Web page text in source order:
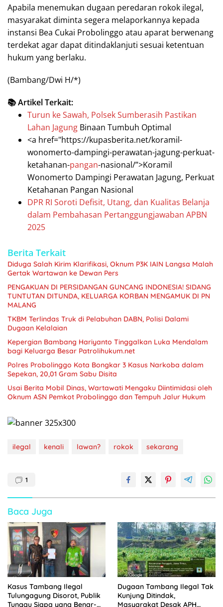
Apabila menemukan dugaan peredaran rokok ilegal,
masyarakat diminta segera melaporkannya kepada
instansi Bea Cukai Probolinggo atau aparat berwenang
terdekat agar dapat ditindaklanjuti sesuai ketentuan
hukum yang berlaku.
(Bambang/Dwi H/*)
📚 Artikel Terkait:
Turun ke Sawah, Polsek Sumberasih Pastikan
Lahan Jagung Binaan Tumbuh Optimal
<a href="https://kupasberita.net/koramil-
wonomerto-dampingi-perawatan-jagung-perkuat-
ketahanan-pangan-nasional/”>Koramil
Wonomerto Dampingi Perawatan Jagung, Perkuat
Ketahanan Pangan Nasional
DPR RI Soroti Defisit, Utang, dan Kualitas Belanja
dalam Pembahasan Pertanggungjawaban APBN
2025
Berita Terkait
Diduga Salah Kirim Klarifikasi, Oknum P3K IAIN Langsa Malah
Gertak Wartawan ke Dewan Pers
PENGAKUAN DI PERSIDANGAN GUNCANG INDONESIA! SIDANG
TUNTUTAN DITUNDA, KELUARGA KORBAN MENGAMUK DI PN
MALANG
TKBM Terlindas Truk di Pelabuhan DABN, Polisi Dalami
Dugaan Kelalaian
Kepergian Bambang Hariyanto Tinggalkan Luka Mendalam
bagi Keluarga Besar Patrolihukum.net
Polres Probolinggo Kota Bongkar 3 Kasus Narkoba dalam
Sepekan, 20,01 Gram Sabu Disita
Usai Berita Mobil Dinas, Wartawati Mengaku Diintimidasi oleh
Oknum ASN Pemkot Probolinggo dan Tempuh Jalur Hukum
ilegal kenali lawan? rokok sekarang
1
Baca Juga
Kasus Tambang Ilegal
Tulungagung Disorot, Publik
Tunggu Siapa yang Benar-
Dugaan Tambang Ilegal Tak
Kunjung Ditindak,
Masyarakat Desak APH